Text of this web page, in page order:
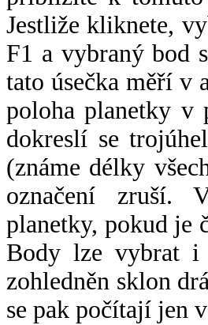
Jestliže kliknete,
F1 a vybraný bod
tato úsečka měří v
poloha planetky v
dokreslí se
(známe délky
označení zruší.
planetky, pokud je
Body lze vybrat i
zohledněn sklon
se pak počítají jen